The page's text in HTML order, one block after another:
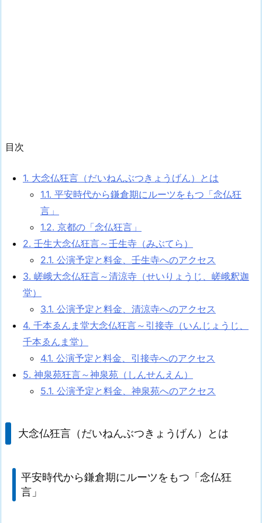
目次
1. 大念仏狂言（だいねんぶつきょうげん）とは
1.1. 平安時代から鎌倉期にルーツをもつ「念仏狂
言」
1.2. 京都の「念仏狂言」
2. 壬生大念仏狂言～壬生寺（みぶてら）
2.1. 公演予定と料金、壬生寺へのアクセス
3. 嵯峨大念仏狂言～清涼寺（せいりょうじ、嵯峨釈迦
堂）
3.1. 公演予定と料金、清涼寺へのアクセス
4. 千本ゑんま堂大念仏狂言～引接寺（いんじょうじ、
千本ゑんま堂）
4.1. 公演予定と料金、引接寺へのアクセス
5. 神泉苑狂言～神泉苑（しんせんえん）
5.1. 公演予定と料金、神泉苑へのアクセス
大念仏狂言（だいねんぶつきょうげん）とは
平安時代から鎌倉期にルーツをもつ「念仏狂
言」